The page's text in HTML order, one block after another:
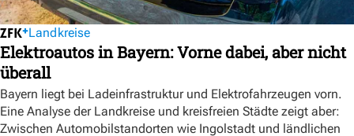
Landkreise
Elektroautos in Bayern: Vorne dabei, aber nicht
überall
Bayern liegt bei Ladeinfrastruktur und Elektrofahrzeugen vorn.
Eine Analyse der Landkreise und kreisfreien Städte zeigt aber:
Zwischen Automobilstandorten wie Ingolstadt und ländlichen